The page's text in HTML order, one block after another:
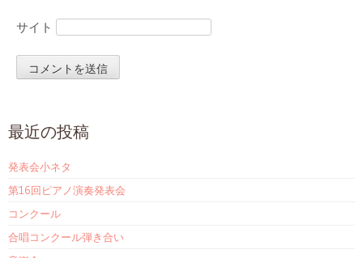
サイト
最近の投稿
発表会小ネタ
第16回ピアノ演奏発表会
コンクール
合唱コンクール弾き合い